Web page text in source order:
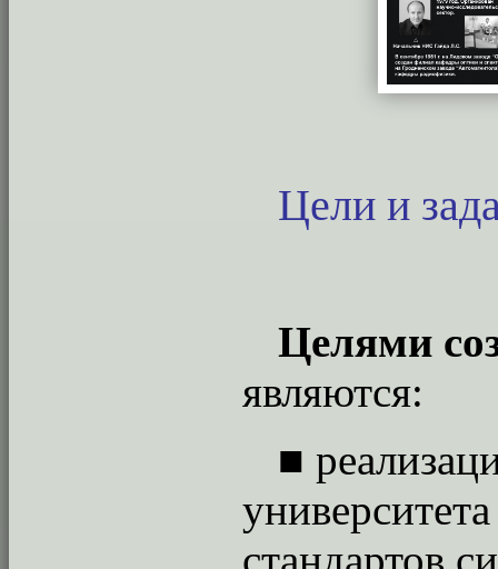
Цели и
Целями
являются:
■
стандартов